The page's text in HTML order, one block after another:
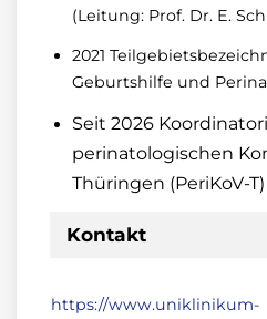
(Leitung: Prof. Dr. E.
2021
Geburtshilfe und
Seit 2026
perinatologischen
Thüringen (PeriKoV-T)
Kontakt
https://www.uniklinikum-